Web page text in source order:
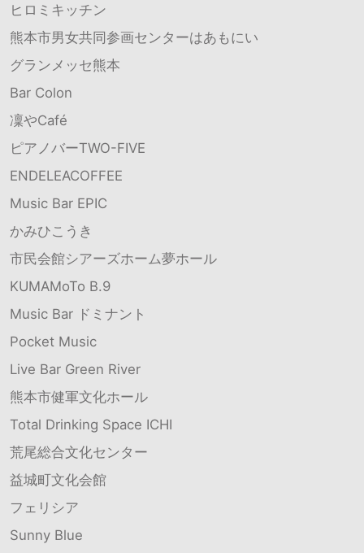
ヒロミキッチン
熊本市男女共同参画センターはあもにい
グランメッセ熊本
Bar Colon
凜やCafé
ピアノバーTWO-FIVE
ENDELEACOFFEE
Music Bar EPIC
かみひこうき
市民会館シアーズホーム夢ホール
KUMAMoTo B.9
Music Bar ドミナント
Pocket Music
Live Bar Green River
熊本市健軍文化ホール
Total Drinking Space ICHI
荒尾総合文化センター
益城町文化会館
フェリシア
Sunny Blue